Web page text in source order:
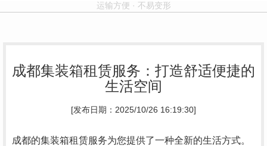
运输方便 · 不易变形
成都集装箱租赁服务：打造舒适便捷的
生活空间
[发布日期：2025/10/26 16:19:30]
成都的集装箱租赁服务为您提供了一种全新的生活方式。